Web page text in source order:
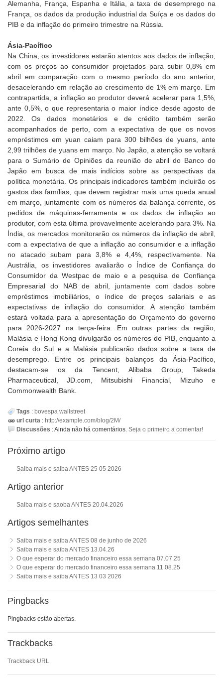
Alemanha, França, Espanha e Itália, a taxa de desemprego na
França, os dados da produção industrial da Suíça e os dados do
PIB e da inflação do primeiro trimestre na Rússia.
Ásia-Pacífico
Na China, os investidores estarão atentos aos dados de inflação,
com os preços ao consumidor projetados para subir 0,8% em
abril em comparação com o mesmo período do ano anterior,
desacelerando em relação ao crescimento de 1% em março. Em
contrapartida, a inflação ao produtor deverá acelerar para 1,5%,
ante 0,5%, o que representaria o maior índice desde agosto de
2022. Os dados monetários e de crédito também serão
acompanhados de perto, com a expectativa de que os novos
empréstimos em yuan caiam para 300 bilhões de yuans, ante
2,99 trilhões de yuans em março. No Japão, a atenção se voltará
para o Sumário de Opiniões da reunião de abril do Banco do
Japão em busca de mais indícios sobre as perspectivas da
política monetária. Os principais indicadores também incluirão os
gastos das famílias, que devem registrar mais uma queda anual
em março, juntamente com os números da balança corrente, os
pedidos de máquinas-ferramenta e os dados de inflação ao
produtor, com esta última provavelmente acelerando para 3%. Na
Índia, os mercados monitorarão os números da inflação de abril,
com a expectativa de que a inflação ao consumidor e a inflação
no atacado subam para 3,8% e 4,4%, respectivamente. Na
Austrália, os investidores avaliarão o Índice de Confiança do
Consumidor da Westpac de maio e a pesquisa de Confiança
Empresarial do NAB de abril, juntamente com dados sobre
empréstimos imobiliários, o índice de preços salariais e as
expectativas de inflação do consumidor. A atenção também
estará voltada para a apresentação do Orçamento do governo
para 2026-2027 na terça-feira. Em outras partes da região,
Malásia e Hong Kong divulgarão os números do PIB, enquanto a
Coreia do Sul e a Malásia publicarão dados sobre a taxa de
desemprego. Entre os principais balanços da Ásia-Pacífico,
destacam-se os da Tencent, Alibaba Group, Takeda
Pharmaceutical, JD.com, Mitsubishi Financial, Mizuho e
Commonwealth Bank.
Tags : bovespa wallstreet
url curta : http://example.com/blog/2M/
Discussões :Ainda não há comentários. Seja o primeiro a comentar!
Próximo artigo
Saiba mais e saiba ANTES 25 05 2026
Artigo anterior
Saiba mais e saoba ANTES 20.04.2026
Artigos semelhantes
Saiba mais e saiba ANTES 08 de junho de 2026
Saiba mais e saiba ANTES 13.04.26
O que esperar do mercado financeiro essa semana 07.07.25
O que esperar do mercado financeiro essa semana 11.08.25
Saiba mais e saiba ANTES 13 03 2026
Pingbacks
Pingbacks estão abertas.
Trackbacks
Trackback URL